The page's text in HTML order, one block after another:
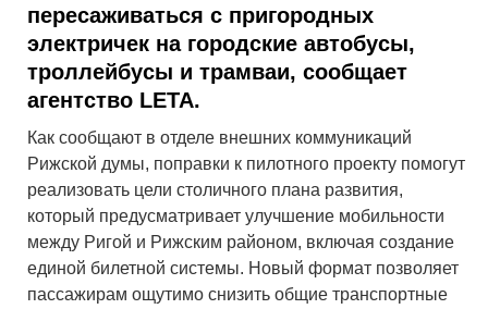
пересаживаться с пригородных
электричек на городские автобусы,
троллейбусы и трамваи, сообщает
агентство LETA.
Как сообщают в отделе внешних коммуникаций
Рижской думы, поправки к пилотного проекту помогут
реализовать цели столичного плана развития,
который предусматривает улучшение мобильности
между Ригой и Рижским районом, включая создание
единой билетной системы. Новый формат позволяет
пассажирам ощутимо снизить общие транспортные